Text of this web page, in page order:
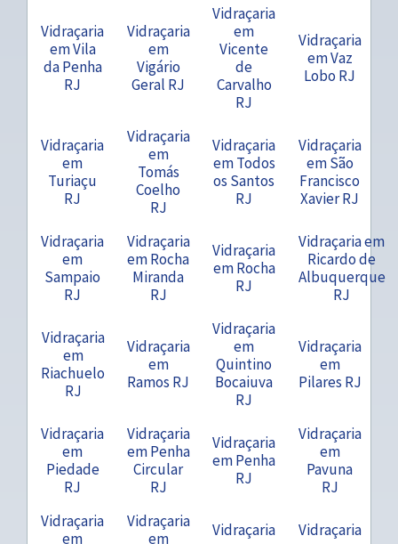
Vidraçaria
em Vila
da Penha
RJ
Vidraçaria
em
Vigário
Geral RJ
Vidraçaria
em
Vicente
de
Carvalho
RJ
Vidraçaria
em Vaz
Lobo RJ
Vidraçaria
em
Turiaçu
RJ
Vidraçaria
em
Tomás
Coelho
RJ
Vidraçaria
em Todos
os Santos
RJ
Vidraçaria
em São
Francisco
Xavier RJ
Vidraçaria
em
Sampaio
RJ
Vidraçaria
em Rocha
Miranda
RJ
Vidraçaria
em Rocha
RJ
Vidraçaria em
Ricardo de
Albuquerque
RJ
Vidraçaria
em
Riachuelo
RJ
Vidraçaria
em
Ramos RJ
Vidraçaria
em
Quintino
Bocaiuva
RJ
Vidraçaria
em
Pilares RJ
Vidraçaria
em
Piedade
RJ
Vidraçaria
em Penha
Circular
RJ
Vidraçaria
em Penha
RJ
Vidraçaria
em
Pavuna
RJ
Vidraçaria
em
Vidraçaria
em
Vidraçaria
Vidraçaria